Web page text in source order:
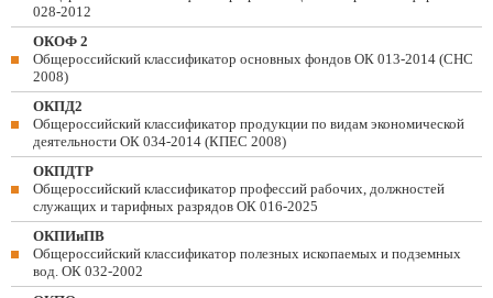
028-2012
ОКОФ 2
Общероссийский классификатор основных фондов ОК 013-2014 (СНС
2008)
ОКПД2
Общероссийский классификатор продукции по видам экономической
деятельности ОК 034-2014 (КПЕС 2008)
ОКПДТР
Общероссийский классификатор профессий рабочих, должностей
служащих и тарифных разрядов ОК 016-2025
ОКПИиПВ
Общероссийский классификатор полезных ископаемых и подземных
вод. ОК 032-2002